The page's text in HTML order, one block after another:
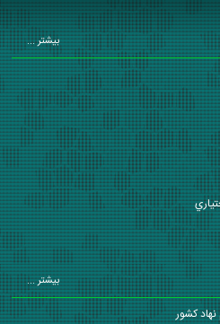
بیشتر ...
بیشتر ...
کشور